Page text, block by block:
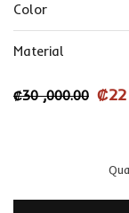
Color
Material
₡30 ,000.00 ₡